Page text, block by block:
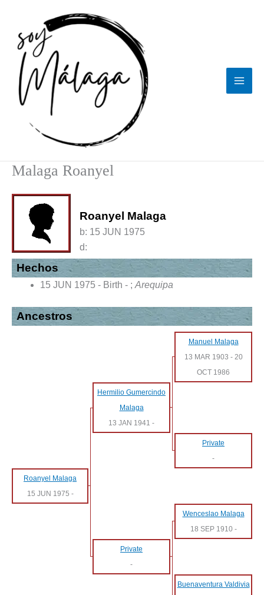
contenido
Malaga Roanyel
Roanyel Malaga
b: 15 JUN 1975
d:
Hechos
15 JUN 1975 - Birth - ; Arequipa
Ancestros
Manuel Malaga
13 MAR 1903 - 20
OCT 1986
Hermilio Gumercindo
Malaga
13 JAN 1941 -
Private
-
Roanyel Malaga
15 JUN 1975 -
Wenceslao Malaga
18 SEP 1910-
Private
-
Buenaventura Valdivia